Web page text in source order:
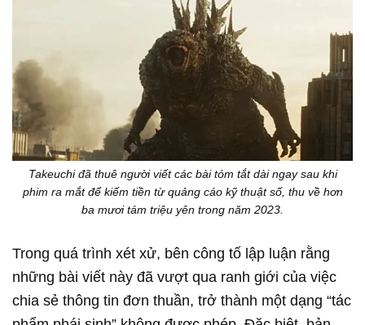
Takeuchi đã thuê người viết các bài tóm tắt dài ngay sau khi
phim ra mắt để kiếm tiền từ quảng cáo kỹ thuật số, thu về hơn
ba mươi tám triệu yên trong năm 2023.
Trong quá trình xét xử, bên công tố lập luận rằng
những bài viết này đã vượt qua ranh giới của việc
chia sẻ thông tin đơn thuần, trở thành một dạng “tác